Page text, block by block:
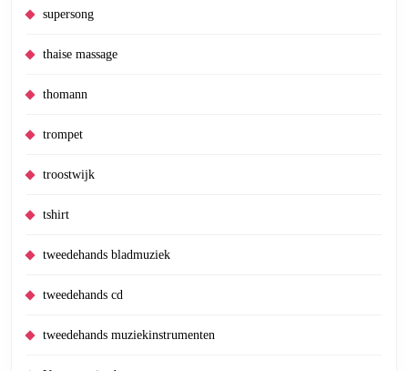
supersong
thaise massage
thomann
trompet
troostwijk
tshirt
tweedehands bladmuziek
tweedehands cd
tweedehands muziekinstrumenten